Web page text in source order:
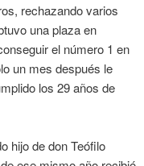
rechazando varios
una plaza en
el número 1 en
un mes después le
los 29 años de
hijo de don Teófilo